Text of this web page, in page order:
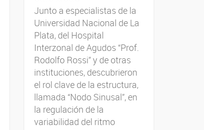
Junto a especialistas de la
Universidad Nacional de La
Plata, del Hospital
Interzonal de Agudos “Prof.
Rodolfo Rossi” y de otras
instituciones, descubrieron
el rol clave de la estructura,
llamada “Nodo Sinusal”, en
la regulación de la
variabilidad del ritmo